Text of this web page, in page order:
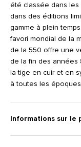
été classée dans les
dans des éditions
gamme à plein
favori mondial de la
de la 550 offre une
de la fin des années
la tige en cuir et en
à toutes les
Informations sur le